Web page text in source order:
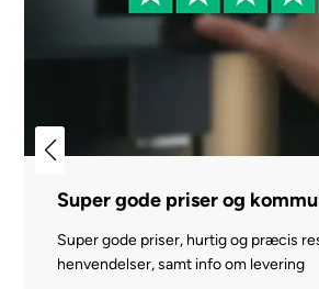
Super gode priser og
Super gode priser, hurtig og præcis
henvendelser, samt info om levering